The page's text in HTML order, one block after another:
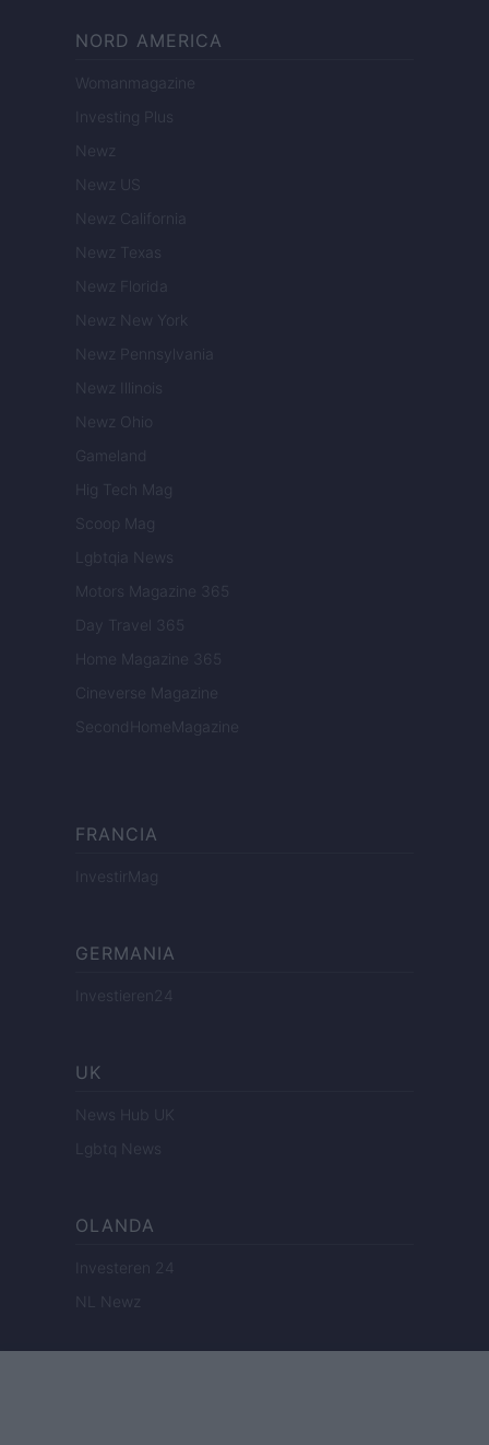
NORD AMERICA
Womanmagazine
Investing Plus
Newz
Newz US
Newz California
Newz Texas
Newz Florida
Newz New York
Newz Pennsylvania
Newz Illinois
Newz Ohio
Gameland
Hig Tech Mag
Scoop Mag
Lgbtqia News
Motors Magazine 365
Day Travel 365
Home Magazine 365
Cineverse Magazine
SecondHomeMagazine
FRANCIA
InvestirMag
GERMANIA
Investieren24
UK
News Hub UK
Lgbtq News
OLANDA
Investeren 24
NL Newz